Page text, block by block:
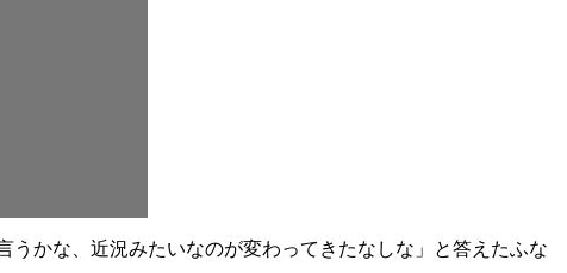
かな、近況みたいなのが変わってきたなしな」と答えたふな